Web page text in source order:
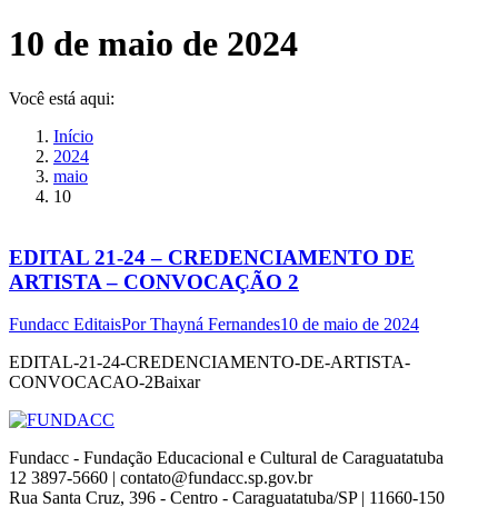
10 de maio de 2024
Você está aqui:
Início
2024
maio
10
EDITAL 21-24 – CREDENCIAMENTO DE
ARTISTA – CONVOCAÇÃO 2
Fundacc EditaisPorThayná Fernandes10 de maio de 2024
EDITAL-21-24-CREDENCIAMENTO-DE-ARTISTA-
CONVOCACAO-2Baixar
Fundacc - Fundação Educacional e Cultural de Caraguatatuba
12 3897-5660 | contato@fundacc.sp.gov.br
Rua Santa Cruz, 396 - Centro - Caraguatatuba/SP | 11660-150